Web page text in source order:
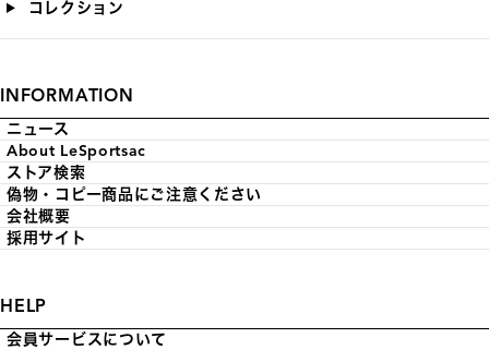
コレクション
INFORMATION
ニュース
About LeSportsac
ストア検索
偽物・コピー商品にご注意ください
会社概要
採用サイト
HELP
会員サービスについて